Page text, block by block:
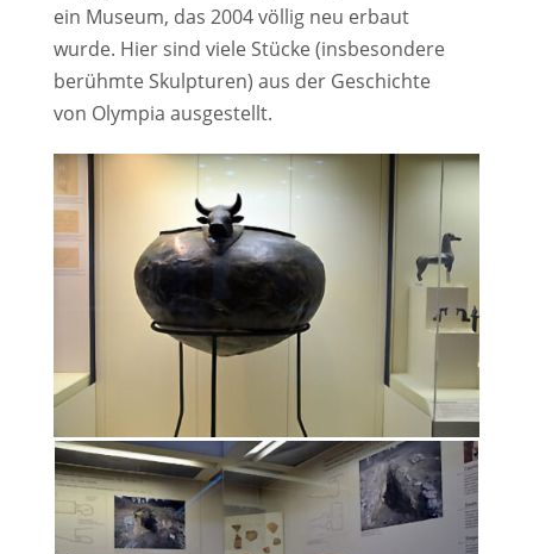
ein Museum, das 2004 völlig neu erbaut
wurde. Hier sind viele Stücke (insbesondere
berühmte Skulpturen) aus der Geschichte
von Olympia ausgestellt.